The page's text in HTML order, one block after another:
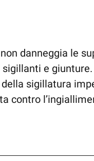
danneggia le
e
sigillatura
contro